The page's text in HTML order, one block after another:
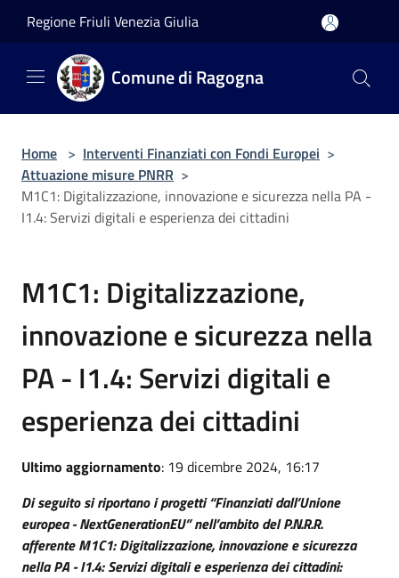
Regione Friuli Venezia Giulia
Comune di Ragogna
Home > Interventi Finanziati con Fondi Europei >
Attuazione misure PNRR >
M1C1: Digitalizzazione, innovazione e sicurezza nella PA -
I1.4: Servizi digitali e esperienza dei cittadini
M1C1: Digitalizzazione,
innovazione e sicurezza nella
PA - I1.4: Servizi digitali e
esperienza dei cittadini
Ultimo aggiornamento: 19 dicembre 2024, 16:17
Di seguito si riportano i progetti “Finanziati dall’Unione
europea - NextGenerationEU” nell’ambito del P.N.R.R.
afferente M1C1: Digitalizzazione, innovazione e sicurezza
nella PA - I1.4: Servizi digitali e esperienza dei cittadini: